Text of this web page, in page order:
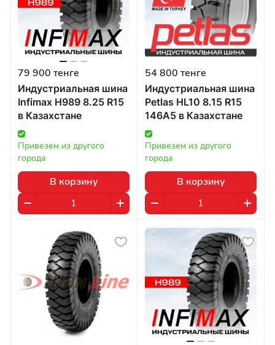
79 900 тенге
Индустриальная шина
Infimax H989 8.25 R15
в Казахстане
Привезем из другого
города
В корзину
54 800 тенге
Индустриальная шина
Petlas HL10 8.15 R15
146A5 в Казахстане
Привезем из другого
города
В корзину